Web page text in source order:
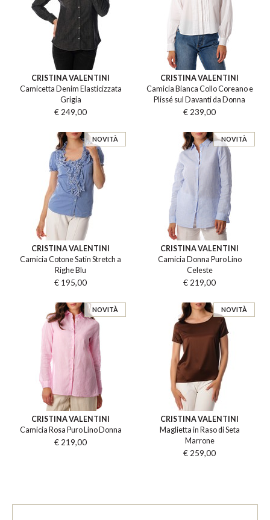
CRISTINA VALENTINI
Camicetta Denim Elasticizzata
Grigia
€ 249,00
CRISTINA VALENTINI
Camicia Bianca Collo Coreano e
Plissé sul Davanti da Donna
€ 239,00
NOVITÀ
CRISTINA VALENTINI
Camicia Cotone Satin Stretch a
Righe Blu
€ 195,00
NOVITÀ
CRISTINA VALENTINI
Camicia Donna Puro Lino
Celeste
€ 219,00
NOVITÀ
CRISTINA VALENTINI
Camicia Rosa Puro Lino Donna
€ 219,00
NOVITÀ
CRISTINA VALENTINI
Maglietta in Raso di Seta
Marrone
€ 259,00